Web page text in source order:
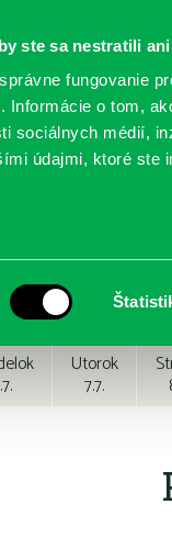
ste sa nestratili
fungovanie
o tom,
sociálnych médií,
údajmi, ktoré ste
PODUJATIA
Utorok
7.7.